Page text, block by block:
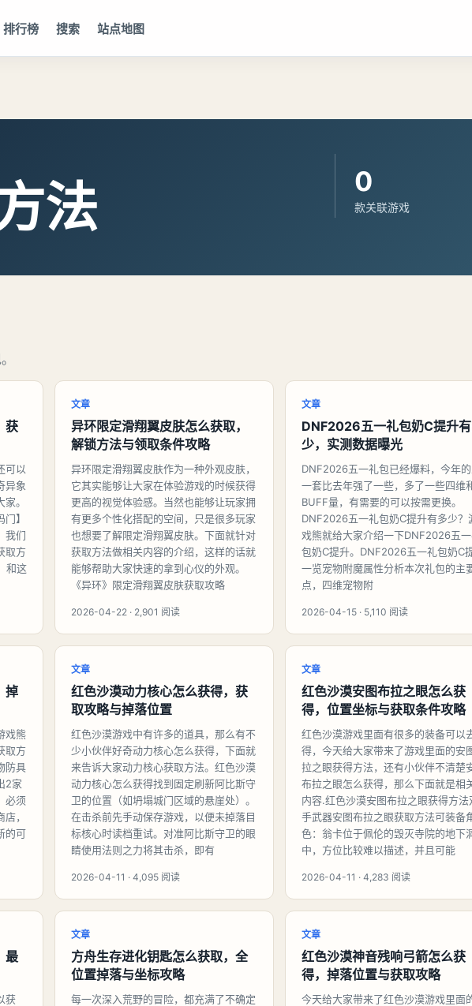
排行榜 搜索 站点地图
法 0
款关联游戏
获
可以
异象
。
】
我们
取方
和这
文章
异环限定滑翔翼皮肤怎么获取，
解锁方法与领取条件攻略
异环限定滑翔翼皮肤作为一种外观皮肤，
它其实能够让大家在体验游戏的时候获得
更高的视觉体验感。当然也能够让玩家拥
有更多个性化搭配的空间，只是很多玩家
也想要了解限定滑翔翼皮肤。下面就针对
获取方法做相关内容的介绍，这样的话就
能够帮助大家快速的拿到心仪的外观。
《异环》限定滑翔翼皮肤获取攻略
2026-04-22 · 2,901 阅读
文章
DNF2026五一礼包奶C提升
少，实测数据曝光
DNF2026五一礼包已经爆料，今年
一套比去年强了一些，多了一些四维
BUFF量，有需要的可以按需更换。
DNF2026五一礼包奶C提升有多少？
戏熊就给大家介绍一下DNF2026五
包奶C提升。DNF2026五一礼包奶C
一览宠物附魔属性分析本次礼包的主
点，四维宠物附
2026-04-15 · 5,110 阅读
掉
戏熊
取方
防具
2家
必须
，
的可
文章
红色沙漠动力核心怎么获得，获
取攻略与掉落位置
红色沙漠游戏中有许多的道具，那么有不
少小伙伴好奇动力核心怎么获得，下面就
来告诉大家动力核心获取方法。红色沙漠
动力核心怎么获得找到固定刷新阿比斯守
卫的位置（如坍塌城门区域的悬崖处）。
在击杀前先手动保存游戏，以便未掉落目
标核心时读档重试。对准阿比斯守卫的眼
睛使用法则之力将其击杀，即有
2026-04-11 · 4,095 阅读
文章
红色沙漠安图布拉之眼怎么获
得，位置坐标与获取条件攻略
红色沙漠游戏里面有很多的装备可以
得，今天给大家带来了游戏里面的安
拉之眼获得方法，还有小伙伴不清楚
布拉之眼怎么获得，那么下面就是相
内容.红色沙漠安图布拉之眼获得方法
手武器安图布拉之眼获取方法可装备
色：翁卡位于佩伦的毁灭寺院的地下
中，方位比较难以描述，并且可能
2026-04-11 · 4,283 阅读
最
获
文章
方舟生存进化钥匙怎么获取，全
位置掉落与坐标攻略
每一次深入荒野的冒险，都充满了不确定
文章
红色沙漠神音残响弓箭怎么获
得，掉落位置与获取攻略
今天给大家带来了红色沙漠游戏里面